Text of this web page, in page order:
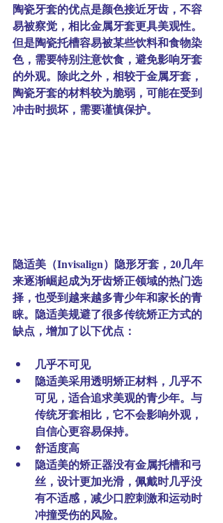
陶瓷牙套的优点是颜色接近牙齿，不容
易被察觉，相比金属牙套更具美观性。
但是陶瓷托槽容易被某些饮料和食物染
色，需要特别注意饮食，避免影响牙套
的外观。除此之外，相较于金属牙套，
陶瓷牙套的材料较为脆弱，可能在受到
冲击时损坏，需要谨慎保护。
隐适美（Invisalign）隐形牙套，20几年
来逐渐崛起成为牙齿矫正领域的热门选
择，也受到越来越多青少年和家长的青
睐。隐适美规避了很多传统矫正方式的
缺点，增加了以下优点：
几乎不可见
隐适美采用透明矫正材料，几乎不
可见，适合追求美观的青少年。与
传统牙套相比，它不会影响外观，
自信心更容易保持。
舒适度高
隐适美的矫正器没有金属托槽和弓
丝，设计更加光滑，佩戴时几乎没
有不适感，减少口腔刺激和运动时
冲撞受伤的风险。